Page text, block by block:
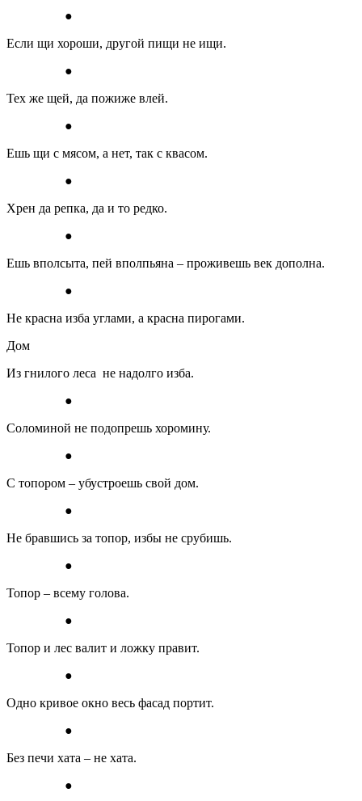
●
Если щи хороши, другой пищи не ищи.
●
Тех же щей, да пожиже влей.
●
Ешь щи с мясом, а нет, так с квасом.
●
Хрен да репка, да и то редко.
●
Ешь вполсыта, пей вполпьяна – проживешь век дополна.
●
Не красна изба углами, а красна пирогами.
Дом
Из гнилого леса не надолго изба.
●
Соломиной не подопрешь хоромину.
●
С топором – убустроешь свой дом.
●
Не бравшись за топор, избы не срубишь.
●
Топор – всему голова.
●
Топор и лес валит и ложку правит.
●
Одно кривое окно весь фасад портит.
●
Без печи хата – не хата.
●